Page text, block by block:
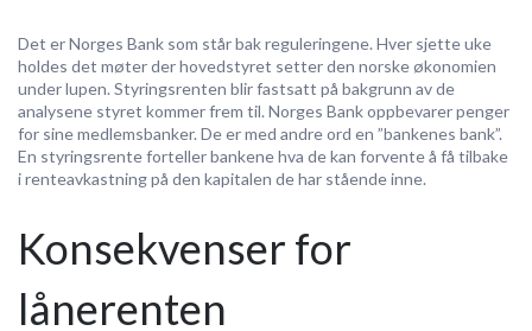
Det er Norges Bank som står bak reguleringene. Hver sjette uke
holdes det møter der hovedstyret setter den norske økonomien
under lupen. Styringsrenten blir fastsatt på bakgrunn av de
analysene styret kommer frem til. Norges Bank oppbevarer penger
for sine medlemsbanker. De er med andre ord en ”bankenes bank”.
En styringsrente forteller bankene hva de kan forvente å få tilbake
i renteavkastning på den kapitalen de har stående inne.
Konsekvenser for
lånerenten